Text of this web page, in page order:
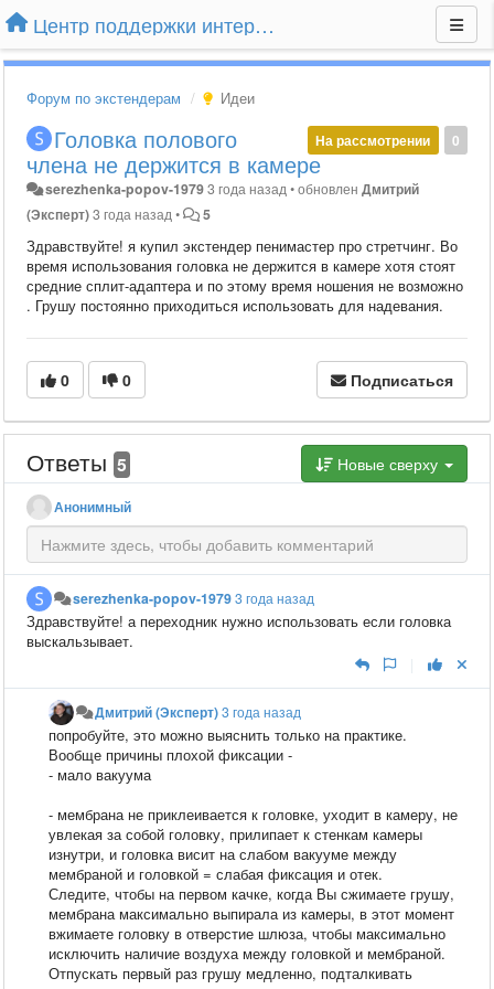
Центр поддержки интернет-магазина Extender24.ru
Форум по экстендерам Идеи
0
На рассмотрении
Головка полового
члена не держится в камере
serezhenka-popov-19793 года назад•обновленДмитрий
(Эксперт)3 года назад• 5
Здравствуйте! я купил экстендер пенимастер про стретчинг. Во
время использования головка не держится в камере хотя стоят
средние сплит-адаптера и по этому время ношения не возможно
. Грушу постоянно приходиться использовать для надевания.
0 0 Подписаться
Ответы 5 Новые сверху
Анонимный
serezhenka-popov-19793 года назад
Здравствуйте! а переходник нужно использовать если головка
выскальзывает.
Дмитрий (Эксперт)3 года назад
попробуйте, это можно выяснить только на практике.
Вообще причины плохой фиксации -
- мало вакуума
- мембрана не приклеивается к головке, уходит в камеру, не
увлекая за собой головку, прилипает к стенкам камеры
изнутри, и головка висит на слабом вакууме между
мембраной и головкой = слабая фиксация и отек.
Следите, чтобы на первом качке, когда Вы сжимаете грушу,
мембрана максимально выпирала из камеры, в этот момент
вжимаете головку в отверстие шлюза, чтобы максимально
исключить наличие воздуха между головкой и мембраной.
Отпускать первый раз грушу медленно, подталкивать